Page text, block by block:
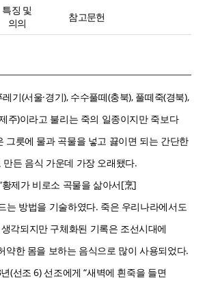
특징 및
의의
참고문헌
기(서울·경기), 수수풀떼(충북), 풀떼죽(경북),
주)이라고 불리는 죽의 일종이지만 죽보다
그릇에 물과 곡물을 넣고 끓이면 되는 간단한
든 음식 가운데 가장 오래됐다.
황제가 비로소 곡물을 삶아서[烹]
는 방법을 기술하였다. 죽은 우리나라에서도
각되지만 구체화된 기록은 조선시대에
약한 몸을 보하는 음식으로 많이 사용되었다.
(선조 6) 선조에게 “새벽에 흰죽을 들면